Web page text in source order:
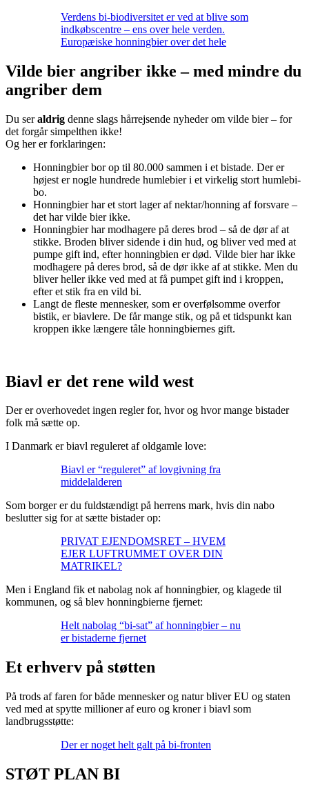
Verdens bi-biodiversitet er ved at blive som
indkøbscentre – ens over hele verden.
Europæiske honningbier over det hele
Vilde bier angriber ikke – med mindre du
angriber dem
Du seraldrig denne slags hårrejsende nyheder om vilde bier – for
det forgår simpelthen ikke!
Og her er forklaringen:
Honningbier bor op til 80.000 sammen i et bistade. Der er
højest er nogle hundrede humlebier i et virkelig stort humlebi-
bo.
Honningbier har et stort lager af nektar/honning af forsvare –
det har vilde bier ikke.
Honningbier har modhagere på deres brod – så de dør af at
stikke. Broden bliver sidende i din hud, og bliver ved med at
pumpe gift ind, efter honningbien er død. Vilde bier har ikke
modhagere på deres brod, så de dør ikke af at stikke. Men du
bliver heller ikke ved med at få pumpet gift ind i kroppen,
efter et stik fra en vild bi.
Langt de fleste mennesker, som er overfølsomme overfor
bistik, er biavlere. De får mange stik, og på et tidspunkt kan
kroppen ikke længere tåle honningbiernes gift.
Biavl er det rene wild west
Der er overhovedet ingen regler for, hvor og hvor mange bistader
folk må sætte op.
I Danmark er biavl reguleret af oldgamle love:
Biavl er “reguleret” af lovgivning fra
middelalderen
Som borger er du fuldstændigt på herrens mark, hvis din nabo
beslutter sig for at sætte bistader op:
PRIVAT EJENDOMSRET – HVEM
EJER LUFTRUMMET OVER DIN
MATRIKEL?
Men i England fik et nabolag nok af honningbier, og klagede til
kommunen, og så blev honningbierne fjernet:
Helt nabolag “bi-sat” af honningbier – nu
er bistaderne fjernet
Et erhverv på støtten
På trods af faren for både mennesker og natur bliver EU og staten
ved med at spytte millioner af euro og kroner i biavl som
landbrugsstøtte:
Der er noget helt galt på bi-fronten
STØT PLAN BI